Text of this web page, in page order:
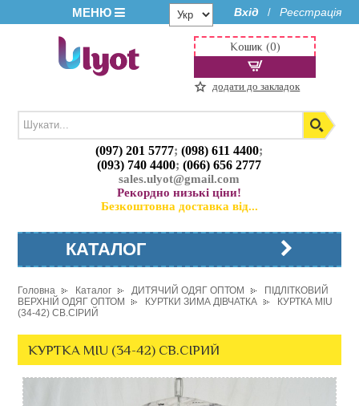
МЕНЮ Вхід / Реєстрація
(097) 201 5777;(098) 611 4400;
(093) 740 4400;(066) 656 2777
sales.ulyot@gmail.com
Рекордно низькі ціни!
Безкоштовна доставка від...
Кошик (0)
додати до закладок
КАТАЛОГ
Головна Каталог ДИТЯЧИЙ ОДЯГ ОПТОМ
ПІДЛІТКОВИЙ
ВЕРХНІЙ ОДЯГ ОПТОМ
КУРТКИ ЗИМА ДІВЧАТКА
КУРТКА MIU
(34-42) СВ.СІРИЙ
КУРТКА MIU (34-42) СВ.СІРИЙ